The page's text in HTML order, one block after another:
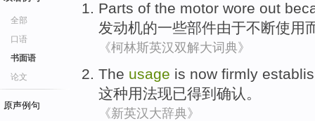
全部
口语
书面语
论文
原声例句
Parts of the motor wore out
发动机的一些部件由于不断使用
《柯林斯英汉双解大词典》
The usage is now firmly
这种用法现已得到 确认 。
《新英汉大辞典》